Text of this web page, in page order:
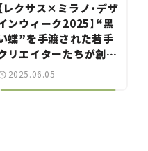
【レクサス×ミラノ・デザ
ンウィーク2025】“黒
蝶”を手渡された若手
リエイターたちが創造
たものとは。
2025.06.05